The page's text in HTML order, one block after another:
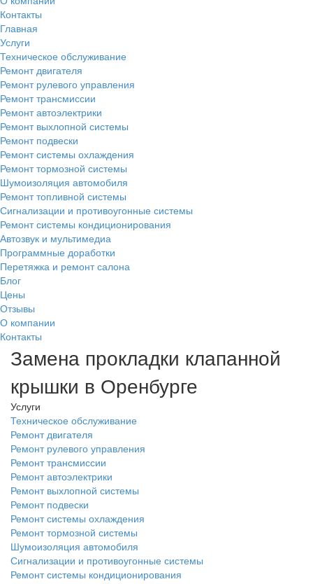
Контакты
Главная
Услуги
Техническое обслуживание
Ремонт двигателя
Ремонт рулевого управления
Ремонт трансмиссии
Ремонт автоэлектрики
Ремонт выхлопной системы
Ремонт подвески
Ремонт системы охлаждения
Ремонт тормозной системы
Шумоизоляция автомобиля
Ремонт топливной системы
Сигнализации и противоугонные системы
Ремонт системы кондиционирования
Автозвук и мультимедиа
Программные доработки
Перетяжка и ремонт салона
Блог
Цены
Отзывы
О компании
Контакты
Замена прокладки клапанной
крышки в Оренбурге
Услуги
Техническое обслуживание
Ремонт двигателя
Ремонт рулевого управления
Ремонт трансмиссии
Ремонт автоэлектрики
Ремонт выхлопной системы
Ремонт подвески
Ремонт системы охлаждения
Ремонт тормозной системы
Шумоизоляция автомобиля
Сигнализации и противоугонные системы
Ремонт системы кондиционирования